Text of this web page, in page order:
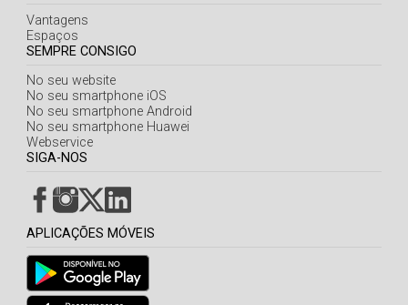
Vantagens
Espaços
SEMPRE CONSIGO
No seu website
No seu smartphone iOS
No seu smartphone Android
No seu smartphone Huawei
Webservice
SIGA-NOS
APLICAÇÕES MÓVEIS